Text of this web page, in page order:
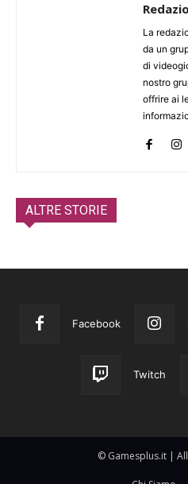
La
da un
di
nostro
offrire ai
ALTRE STORIE
Facebook
Twitch
© Gamesplus.it |